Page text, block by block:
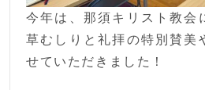
今年は、那須キリスト教会
草むしりと礼拝の特別賛美
せていただきました！